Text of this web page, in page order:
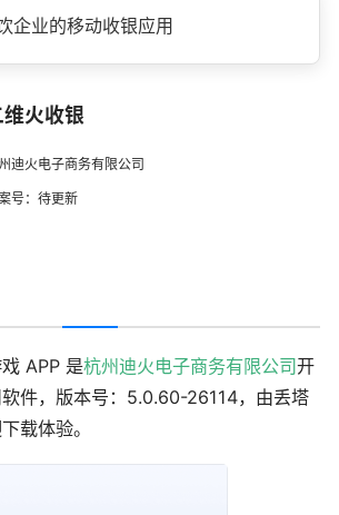
企业的移动收银应用
维火收银
迪火电子商务有限公司
号：待更新
APP 是杭州迪火电子商务有限公司开
件，版本号：5.0.60-26114，由丢塔
载体验。